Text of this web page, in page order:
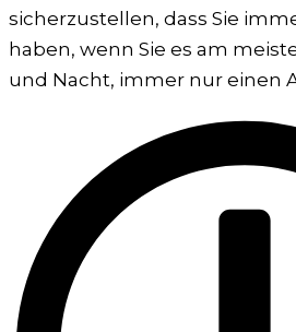
sicherzustellen, dass Sie
haben, wenn Sie es am
und Nacht, immer nur einen